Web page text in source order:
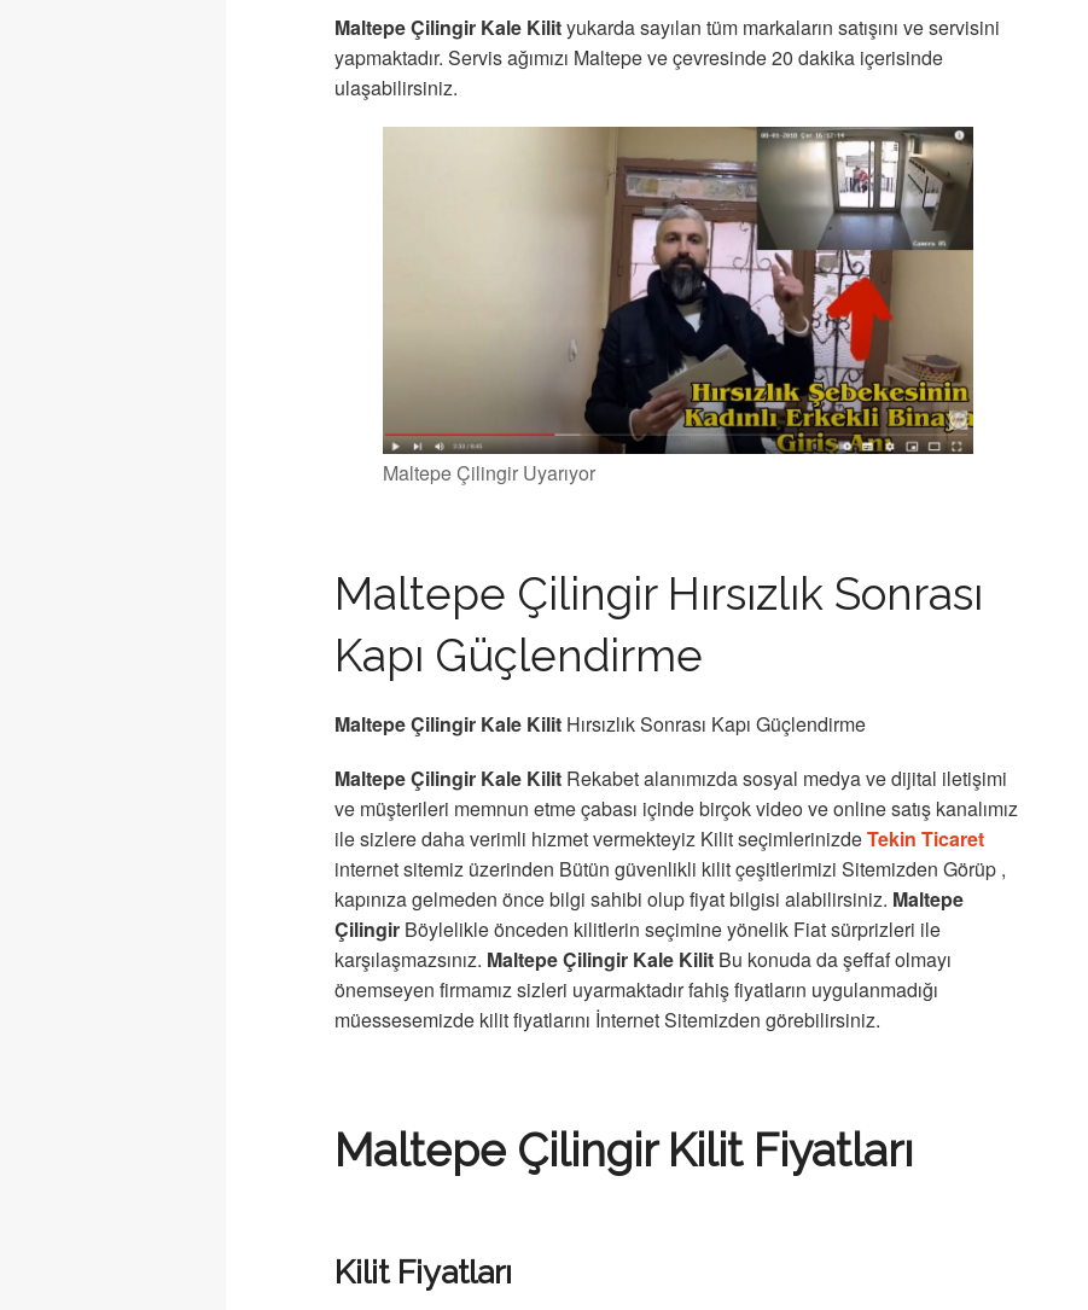
Maltepe Çilingir Kale Kilityukarda sayılan tüm markaların satışını ve servisini
yapmaktadır. Servis ağımızı Maltepe ve çevresinde 20 dakika içerisinde
ulaşabilirsiniz.
Maltepe Çilingir Uyarıyor
Maltepe Çilingir Hırsızlık Sonrası
Kapı Güçlendirme
Maltepe Çilingir Kale Kilit Hırsızlık Sonrası Kapı Güçlendirme
Maltepe Çilingir Kale Kilit Rekabet alanımızda sosyal medya ve dijital iletişimi
ve müşterileri memnun etme çabası içinde birçok video ve online satış kanalımız
ile sizlere daha verimli hizmet vermekteyiz Kilit seçimlerinizdeTekin Ticaret
internet sitemiz üzerinden Bütün güvenlikli kilit çeşitlerimizi Sitemizden Görüp ,
kapınıza gelmeden önce bilgi sahibi olup fiyat bilgisi alabilirsiniz. Maltepe
Çilingir Böylelikle önceden kilitlerin seçimine yönelik Fiat sürprizleri ile
karşılaşmazsınız. Maltepe Çilingir Kale Kilit Bu konuda da şeffaf olmayı
önemseyen firmamız sizleri uyarmaktadır fahiş fiyatların uygulanmadığı
müessesemizde kilit fiyatlarını İnternet Sitemizden görebilirsiniz.
Maltepe Çilingir Kilit Fiyatları
Kilit Fiyatları